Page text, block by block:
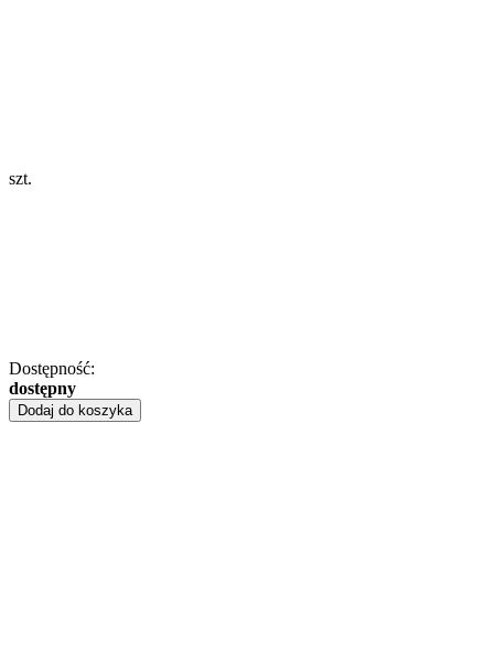
szt.
Dostępność:
dostępny
Dodaj do koszyka